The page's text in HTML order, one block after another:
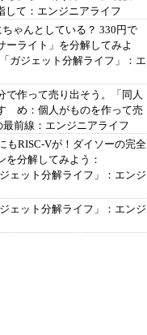
して：エンジニアライフ
ゃんとしている？ 330円で
ーライト」を分解してみよ
ガジェット分解ライフ」：エ
で作って売り出そう。「同人
ゝめ：個人がものを作って売
前線：エンジニアライフ
もRISC-Vが！ダイソーの完全
を分解してみよう：
ェット分解ライフ」：エンジ
ェット分解ライフ」：エンジ